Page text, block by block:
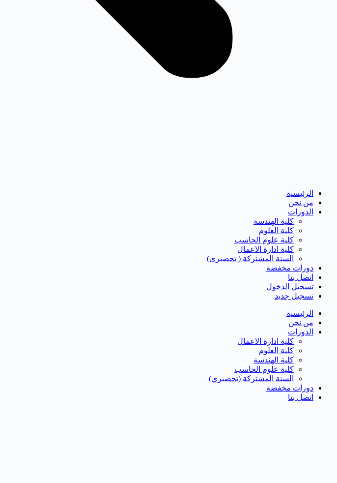
الرئيسية
من نحن
الدورات
كلية الهندسة
كلية العلوم
كلية علوم الحاسب
كلية ادارة الاعمال
السنة المشتركة ( تحضيرى)
دورات مخفضة
اتصل بنا
تسجيل الدخول
تسجيل جديد
الرئيسية
من نحن
الدورات
كلية ادارة الاعمال
كلية العلوم
كلية الهندسة
كلية علوم الحاسب
السنة المشتركة (تحضيري)
دورات مخفضة
اتصل بنا